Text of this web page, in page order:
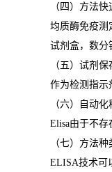
（四）方法
均质酶免疫测
试剂盒，数分
（五）试剂
作为检测指示
（六）自动化
Elisa由于不存
（七）方法种
ELISA技术可